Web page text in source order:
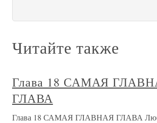
Читайте также
Глава 18 САМАЯ
ГЛАВА
Глава 18 САМАЯ ГЛАВНАЯ ГЛАВА